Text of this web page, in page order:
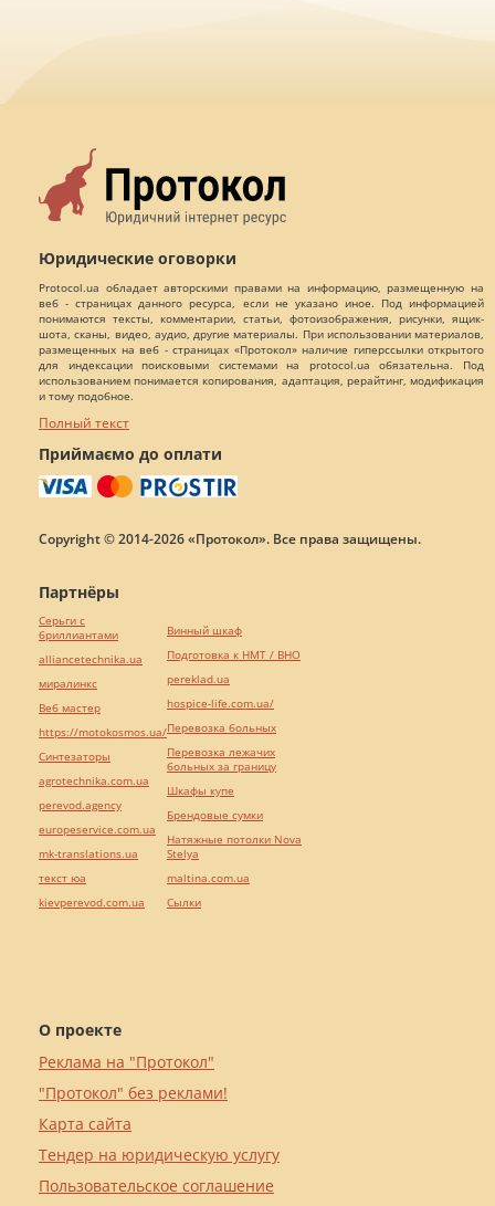
Юридические оговорки
Protocol.ua обладает авторскими правами на информацию, размещенную на
веб - страницах данного ресурса, если не указано иное. Под информацией
понимаются тексты, комментарии, статьи, фотоизображения, рисунки, ящик-
шота, сканы, видео, аудио, другие материалы. При использовании материалов,
размещенных на веб - страницах «Протокол» наличие гиперссылки открытого
для индексации поисковыми системами на protocol.ua обязательна. Под
использованием понимается копирования, адаптация, рерайтинг, модификация
и тому подобное.
Полный текст
Приймаємо до оплати
Copyright © 2014-2026 «Протокол». Все права защищены.
О проекте
Реклама на "Протокол"
"Протокол" без реклами!
Карта сайта
Тендер на юридическую услугу
Пользовательское соглашение
Партнёры
Серьги с
бриллиантами
alliancetechnika.ua
миралинкс
Веб мастер
https://motokosmos.ua/
Синтезаторы
agrotechnika.com.ua
perevod.agency
europeservice.com.ua
mk-translations.ua
текст юа
kievperevod.com.ua
Винный шкаф
Подготовка к НМТ / ВНО
pereklad.ua
hospice-life.com.ua/
Перевозка больных
Перевозка лежачих
больных за границу
Шкафы купе
Брендовые сумки
Натяжные потолки Nova
Stelya
maltina.com.ua
Cылки